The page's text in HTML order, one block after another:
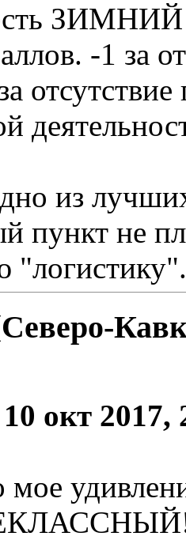
-1 за
из
пункт не
"логистику".
10 окт 2017,